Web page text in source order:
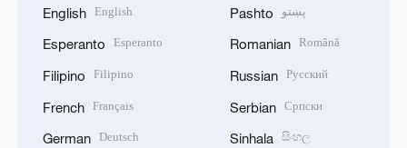
English English
Esperanto Esperanto
Filipino Filipino
French Français
German Deutsch
Pashto پښتو
Romanian Română
Russian Русский
Serbian Српски
Sinhala සිංහල